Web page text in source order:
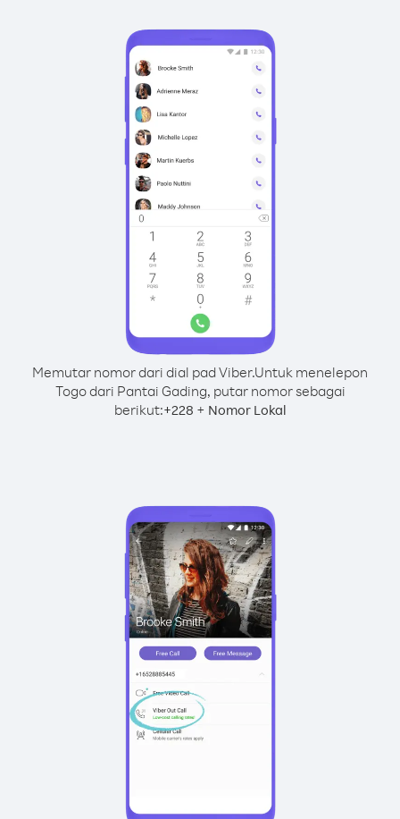
Memutar nomor dari dial pad Viber.Untuk menelepon
Togo dari Pantai Gading, putar nomor sebagai
berikut:+228 + Nomor Lokal